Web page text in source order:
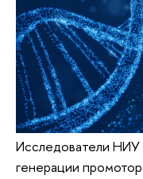
Исследователи
генерации